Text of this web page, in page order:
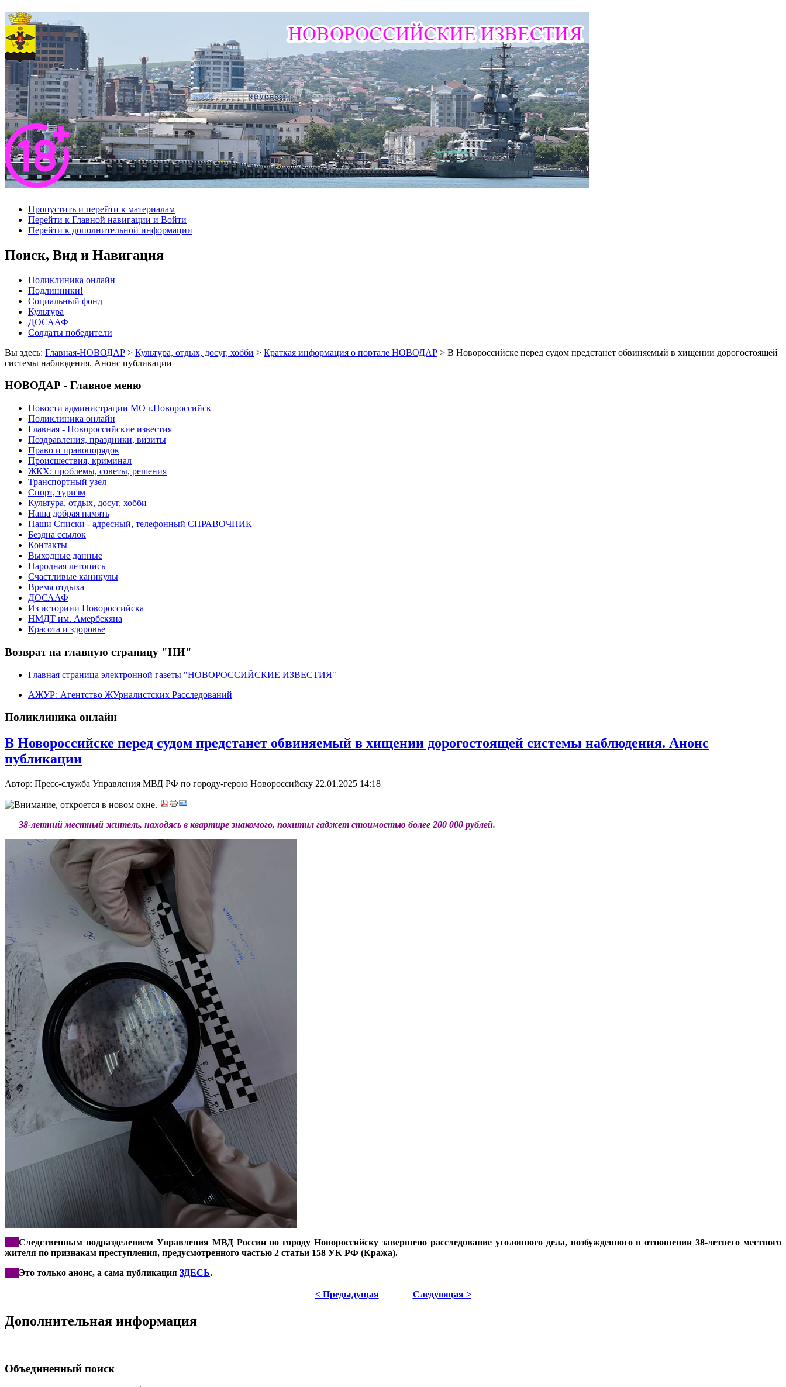
Пропустить и перейти к материалам
Перейти к Главной навигации и Войти
Перейти к дополнительной информации
Поиск, Вид и Навигация
Поликлиника онлайн
Подлинники!
Социальный фонд
Культура
ДОСААФ
Солдаты победители
Вы здесь: Главная-НОВОДАР > Культура, отдых, досуг, хобби > Краткая информация о портале НОВОДАР > В Новороссийске перед судом предстанет обвиняемый в хищении дорогостоящей
системы наблюдения. Анонс публикации
НОВОДАР - Главное меню
Новости администрации МО г.Новороссийск
Поликлиника онлайн
Главная - Новороссийские известия
Поздравления, праздники, визиты
Право и правопорядок
Происшествия, криминал
ЖКХ: проблемы, советы, решения
Транспортный узел
Спорт, туризм
Культура, отдых, досуг, хобби
Наша добрая память
Наши Списки - адресный, телефонный СПРАВОЧНИК
Бездна ссылок
Контакты
Выходные данные
Народная летопись
Счастливые каникулы
Время отдыха
ДОСААФ
Из историии Новороссийска
НМДТ им. Амербекяна
Красота и здоровье
Возврат на главную страницу "НИ"
Главная страница электронной газеты "НОВОРОССИЙСКИЕ ИЗВЕСТИЯ"
АЖУР: Агентство ЖУрналистских Расследований
Поликлиника онлайн
В Новороссийске перед судом предстанет обвиняемый в хищении дорогостоящей системы наблюдения. Анонс
публикации
Автор: Пресс-служба Управления МВД РФ по городу-герою Новороссийску 22.01.2025 14:18
38-летний местный житель, находясь в квартире знакомого, похитил гаджет стоимостью более 200 000 рублей.
Следственным подразделением Управления МВД России по городу Новороссийску завершено расследование уголовного дела, возбужденного в отношении 38-летнего местного
жителя по признакам преступления, предусмотренного частью 2 статьи 158 УК РФ (Кража).
Это только анонс, а сама публикация ЗДЕСЬ.
< Предыдущая Следующая >
Дополнительная информация
Объединенный поиск